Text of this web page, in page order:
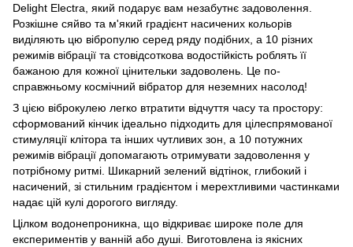
Delight Electra, який подарує вам незабутнє задоволення.
Розкішне сяйво та м'який градієнт насичених кольорів
виділяють цю вібропулю серед ряду подібних, а 10 різних
режимів вібрації та стовідсоткова водостійкість роблять її
бажаною для кожної цінительки задоволень. Це по-
справжньому космічний вібратор для неземних насолод!
З цією віброкулею легко втратити відчуття часу та простору:
сформований кінчик ідеально підходить для цілеспрямованої
стимуляції клітора та інших чутливих зон, а 10 потужних
режимів вібрації допомагають отримувати задоволення у
потрібному ритмі. Шикарний зелений відтінок, глибокий і
насичений, зі стильним градієнтом і мерехтливими частинками
надає цій кулі дорогого вигляду.
Цілком водонепроникна, що відкриває широке поле для
експериментів у ванній або душі. Виготовлена із якісних